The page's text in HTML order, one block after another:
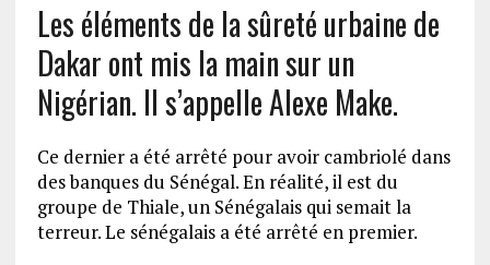
Les éléments de la sûreté urbaine de
Dakar ont mis la main sur un
Nigérian. Il s’appelle Alexe Make.
Ce dernier a été arrêté pour avoir cambriolé dans
des banques du Sénégal. En réalité, il est du
groupe de Thiale, un Sénégalais qui semait la
terreur. Le sénégalais a été arrêté en premier.